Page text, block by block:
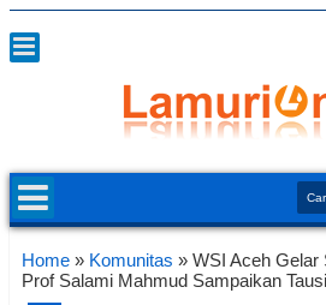
Home » Komunitas » WSI Aceh Gelar
Prof Salami Mahmud Sampaikan